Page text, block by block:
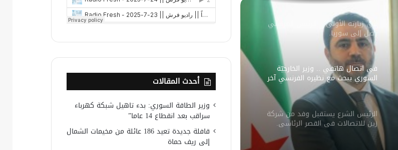
في زيارته الأولى .. الرئيس الفرنسي
يصل إلى سوريا.
في اتصال هاتفي .. وزير الخارجيّة
السوري يبحث مع نظيره الفرنسي آخر
التطورات.
الرئيس الشرع يستقبل وفد من شركة
زين للاتصالات في القصر الرئاسي.
أحدث المقالات
وزير الطاقة السوري: بدء تاهيل شبكة كهرباء
سراقب بعد انقطاع 14 عاما”
قافلة جديدة تعيد 186 عائلة من مخيمات الشمال
إلى ريف حماة